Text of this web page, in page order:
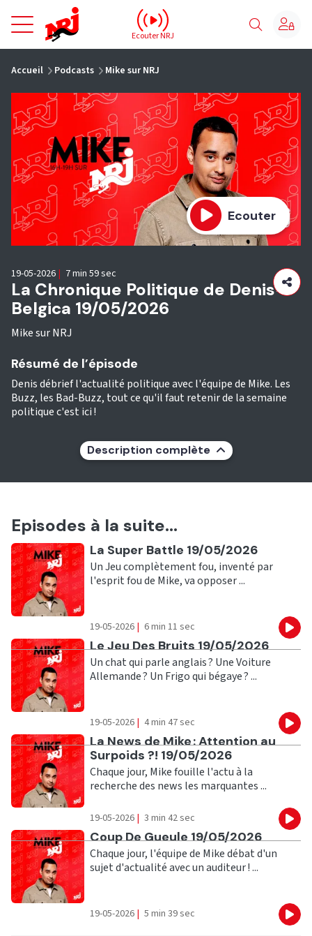
NRJ - Accueil
Ecouter NRJ
Accueil Podcasts Mike sur NRJ
Ecouter
La Chronique Politique de Denis-
Belgica 19/05/2026
Mike sur NRJ
19-05-2026 | 7 min 59 sec
Résumé de l’épisode
Denis débrief l'actualité politique avec l'équipe de Mike. Les
Buzz, les Bad-Buzz, tout ce qu'il faut retenir de la semaine
politique c'est ici !
Description complète
Episodes à la suite...
Ecouter
La Super Battle 19/05/2026
Un Jeu complètement fou, inventé par
l'esprit fou de Mike, va opposer ...
19-05-2026 | 6 min 11 sec
Ecouter
Le Jeu Des Bruits 19/05/2026
Un chat qui parle anglais ? Une Voiture
Allemande ? Un Frigo qui bégaye ? ...
19-05-2026 | 4 min 47 sec
Ecouter
La News de Mike : Attention au
Surpoids ?! 19/05/2026
Chaque jour, Mike fouille l'actu à la
recherche des news les marquantes ...
19-05-2026 | 3 min 42 sec
Ecouter
Coup De Gueule 19/05/2026
Chaque jour, l'équipe de Mike débat d'un
sujet d'actualité avec un auditeur ! ...
19-05-2026 | 5 min 39 sec